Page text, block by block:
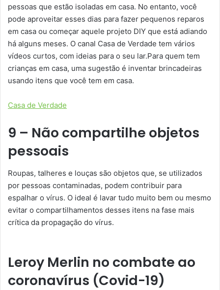
pessoas que estão isoladas em casa. No entanto, você
pode aproveitar esses dias para fazer pequenos reparos
em casa ou começar aquele projeto DIY que está adiando
há alguns meses. O canal Casa de Verdade tem vários
vídeos curtos, com ideias para o seu lar.Para quem tem
crianças em casa, uma sugestão é inventar brincadeiras
usando itens que você tem em casa.
Casa de Verdade
9 – Não compartilhe objetos
pessoais
Roupas, talheres e louças são objetos que, se utilizados
por pessoas contaminadas, podem contribuir para
espalhar o vírus. O ideal é lavar tudo muito bem ou mesmo
evitar o compartilhamentos desses itens na fase mais
crítica da propagação do vírus.
Leroy Merlin no combate ao
coronavírus (Covid-19)